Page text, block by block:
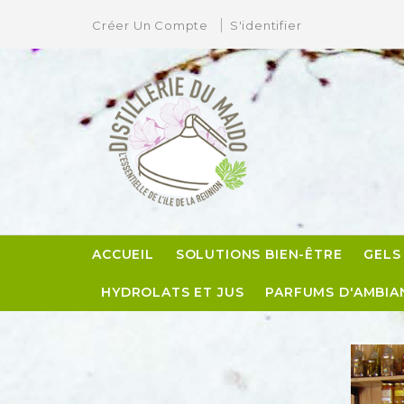
Créer Un Compte S'identifier
ACCUEIL SOLUTIONS BIEN-ÊTRE
HYDROLATS ET JUS PARFUMS